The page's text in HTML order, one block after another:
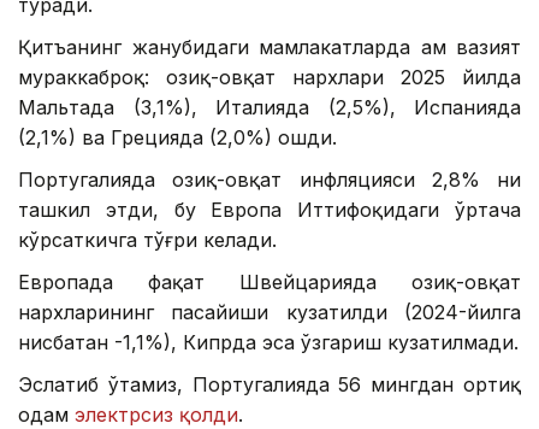
туради.
Қитъанинг жанубидаги мамлакатларда ҳам вазият
мураккаброқ: озиқ-овқат нархлари 2025 йилда
Мальтада (3,1%), Италияда (2,5%), Испанияда
(2,1%) ва Грецияда (2,0%) ошди.
Португалияда озиқ-овқат инфляцияси 2,8% ни
ташкил этди, бу Европа Иттифоқидаги ўртача
кўрсаткичга тўғри келади.
Европада фақат Швейцарияда озиқ-овқат
нархларининг пасайиши кузатилди (2024-йилга
нисбатан -1,1%), Кипрда эса ўзгариш кузатилмади.
Эслатиб ўтамиз, Португалияда 56 мингдан ортиқ
одам электрсиз қолди.